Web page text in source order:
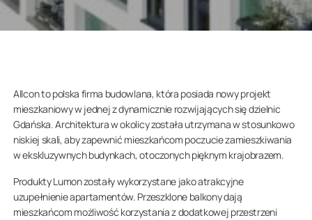
Allcon to polska firma budowlana, która posiada nowy projekt
mieszkaniowy w jednej z dynamicznie rozwijających się dzielnic
Gdańska. Architektura w okolicy została utrzymana w stosunkowo
niskiej skali, aby zapewnić mieszkańcom poczucie zamieszkiwania
w ekskluzywnych budynkach, otoczonych pięknym krajobrazem.
Produkty Lumon zostały wykorzystane jako atrakcyjne
uzupełnienie apartamentów. Przeszklone balkony dają
mieszkańcom możliwość korzystania z dodatkowej przestrzeni